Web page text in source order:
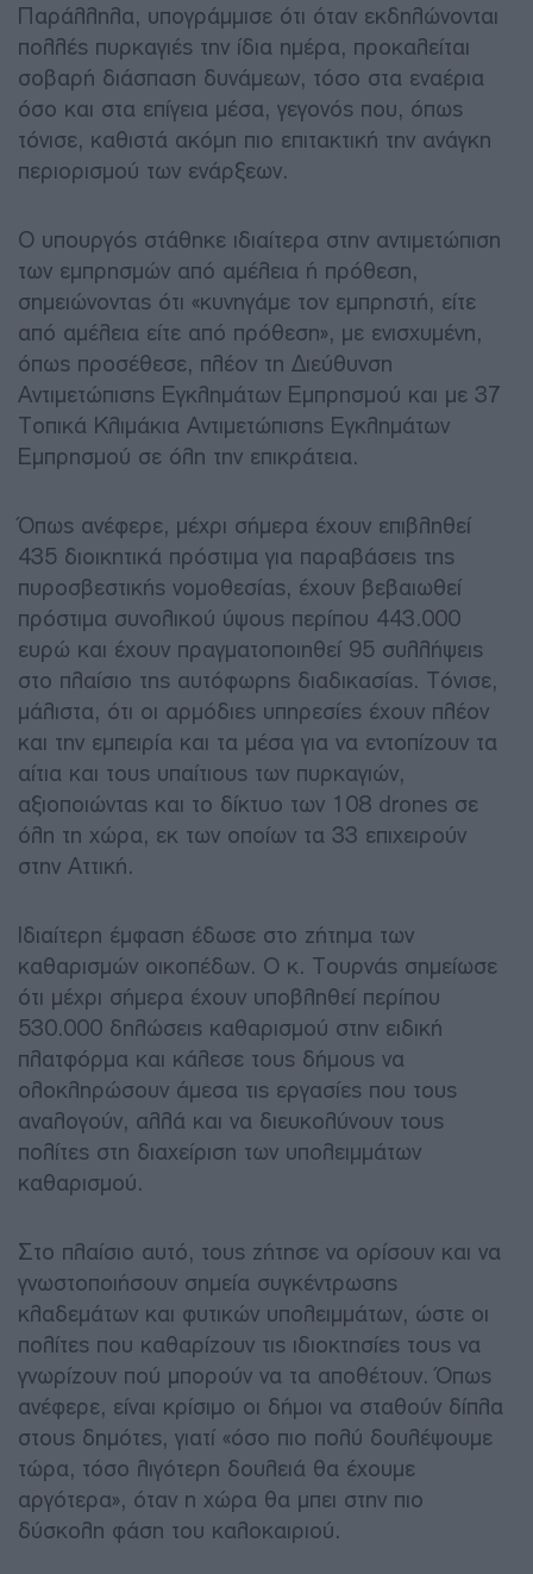
Παράλληλα, υπογράμμισε ότι όταν εκδηλώνονται
πολλές πυρκαγιές την ίδια ημέρα, προκαλείται
σοβαρή διάσπαση δυνάμεων, τόσο στα εναέρια
όσο και στα επίγεια μέσα, γεγονός που, όπως
τόνισε, καθιστά ακόμη πιο επιτακτική την ανάγκη
περιορισμού των ενάρξεων.
Ο υπουργός στάθηκε ιδιαίτερα στην αντιμετώπιση
των εμπρησμών από αμέλεια ή πρόθεση,
σημειώνοντας ότι «κυνηγάμε τον εμπρηστή, είτε
από αμέλεια είτε από πρόθεση», με ενισχυμένη,
όπως προσέθεσε, πλέον τη Διεύθυνση
Αντιμετώπισης Εγκλημάτων Εμπρησμού και με 37
Τοπικά Κλιμάκια Αντιμετώπισης Εγκλημάτων
Εμπρησμού σε όλη την επικράτεια.
Όπως ανέφερε, μέχρι σήμερα έχουν επιβληθεί
435 διοικητικά πρόστιμα για παραβάσεις της
πυροσβεστικής νομοθεσίας, έχουν βεβαιωθεί
πρόστιμα συνολικού ύψους περίπου 443.000
ευρώ και έχουν πραγματοποιηθεί 95 συλλήψεις
στο πλαίσιο της αυτόφωρης διαδικασίας. Τόνισε,
μάλιστα, ότι οι αρμόδιες υπηρεσίες έχουν πλέον
και την εμπειρία και τα μέσα για να εντοπίζουν τα
αίτια και τους υπαίτιους των πυρκαγιών,
αξιοποιώντας και το δίκτυο των 108 drones σε
όλη τη χώρα, εκ των οποίων τα 33 επιχειρούν
στην Αττική.
Ιδιαίτερη έμφαση έδωσε στο ζήτημα των
καθαρισμών οικοπέδων. Ο κ. Τουρνάς σημείωσε
ότι μέχρι σήμερα έχουν υποβληθεί περίπου
530.000 δηλώσεις καθαρισμού στην ειδική
πλατφόρμα και κάλεσε τους δήμους να
ολοκληρώσουν άμεσα τις εργασίες που τους
αναλογούν, αλλά και να διευκολύνουν τους
πολίτες στη διαχείριση των υπολειμμάτων
καθαρισμού.
Στο πλαίσιο αυτό, τους ζήτησε να ορίσουν και να
γνωστοποιήσουν σημεία συγκέντρωσης
κλαδεμάτων και φυτικών υπολειμμάτων, ώστε οι
πολίτες που καθαρίζουν τις ιδιοκτησίες τους να
γνωρίζουν πού μπορούν να τα αποθέτουν. Όπως
ανέφερε, είναι κρίσιμο οι δήμοι να σταθούν δίπλα
στους δημότες, γιατί «όσο πιο πολύ δουλέψουμε
τώρα, τόσο λιγότερη δουλειά θα έχουμε
αργότερα», όταν η χώρα θα μπει στην πιο
δύσκολη φάση του καλοκαιριού.